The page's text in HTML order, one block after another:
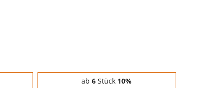
ab 6 Stück 10%